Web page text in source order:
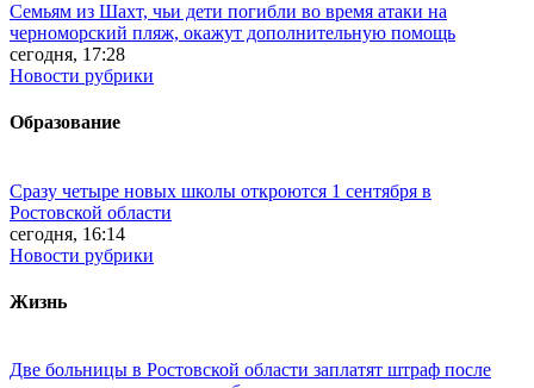
Семьям из Шахт, чьи дети погибли во время атаки на
черноморский пляж, окажут дополнительную помощь
сегодня, 17:28
Новости рубрики
Образование
Сразу четыре новых школы откроются 1 сентября в
Ростовской области
сегодня, 16:14
Новости рубрики
Жизнь
Две больницы в Ростовской области заплатят штраф после